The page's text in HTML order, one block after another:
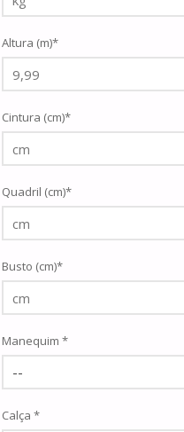
Altura (m)*
Cintura (cm)*
Quadril (cm)*
Busto (cm)*
Manequim *
Calça *